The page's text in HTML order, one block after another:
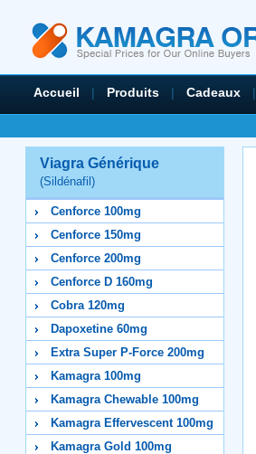
Accueil | Produits | Cadeaux |
Viagra Générique
(Sildénafil)
Cenforce 100mg
Cenforce 150mg
Cenforce 200mg
Cenforce D 160mg
Cobra 120mg
Dapoxetine 60mg
Extra Super P-Force 200mg
Kamagra 100mg
Kamagra Chewable 100mg
Kamagra Effervescent 100mg
Kamagra Gold 100mg